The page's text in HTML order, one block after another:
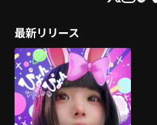
最新リリース